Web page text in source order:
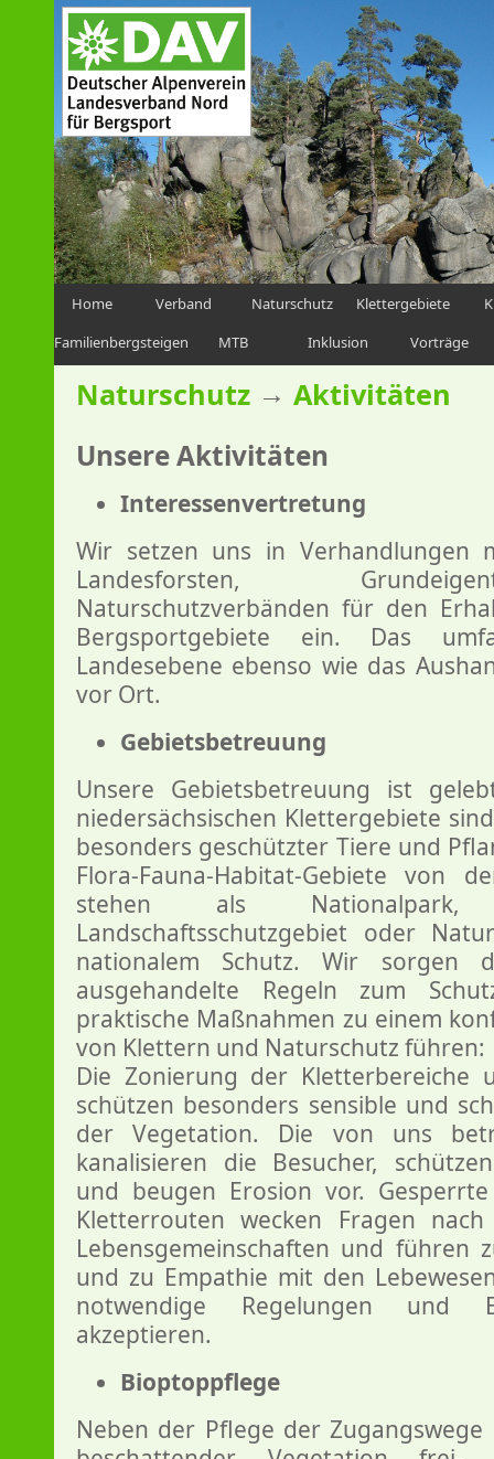
Home Verband Naturschutz Klettergebiete
Familienbergsteigen
MTB Inklusion Vorträge
Naturschutz → Aktivitäten
Unsere Aktivitäten
Interessenvertretung
Wir setzen uns in Verhandlungen
Landesforsten,
Naturschutzverbänden für den
Bergsportgebiete ein. Das
Landesebene ebenso wie das
vor Ort.
Gebietsbetreuung
Unsere Gebietsbetreuung ist
niedersächsischen Klettergebiete
besonders geschützter Tiere und
Flora-Fauna-Habitat-Gebiete von
stehen als Nationalpark,
Landschaftsschutzgebiet oder
nationalem Schutz. Wir sorgen
ausgehandelte Regeln zum
praktische Maßnahmen zu einem
von Klettern und Naturschutz führen:
Die Zonierung der Kletterbereiche
schützen besonders sensible und
der Vegetation. Die von uns
kanalisieren die Besucher,
und beugen Erosion vor.
Kletterrouten wecken Fragen
Lebensgemeinschaften und führen
und zu Empathie mit den
notwendige Regelungen und
akzeptieren.
Bioptoppflege
Neben der Pflege der